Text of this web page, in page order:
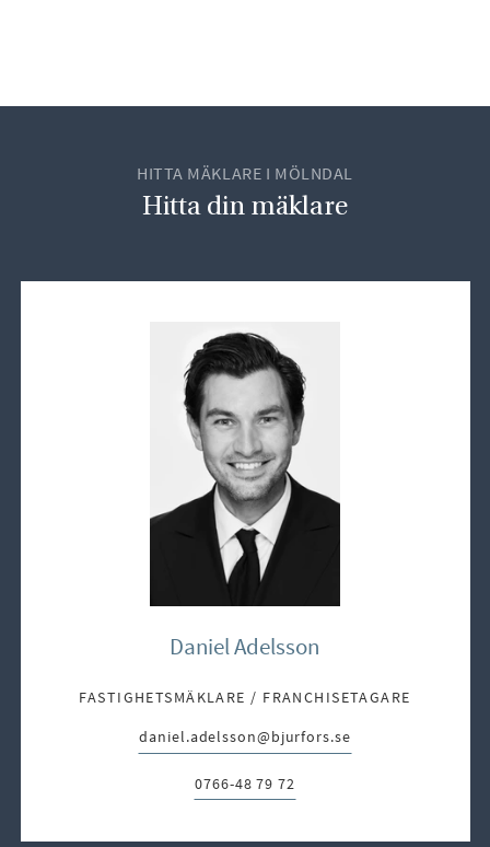
HITTA MÄKLARE I MÖLNDAL
Hitta din mäklare
Daniel Adelsson
FASTIGHETSMÄKLARE / FRANCHISETAGARE
E-post:
daniel.adelsson@bjurfors.se
Telefon:
0766-48 79 72